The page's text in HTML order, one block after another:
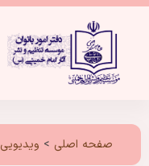
صفحه اصلی > ویدیویی